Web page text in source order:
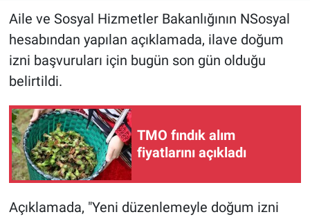
Aile ve Sosyal Hizmetler Bakanlığının NSosyal
hesabından yapılan açıklamada, ilave doğum
izni başvuruları için bugün son gün olduğu
belirtildi.
TMO fındık alım
fiyatlarını açıkladı
Açıklamada, "Yeni düzenlemeyle doğum izni